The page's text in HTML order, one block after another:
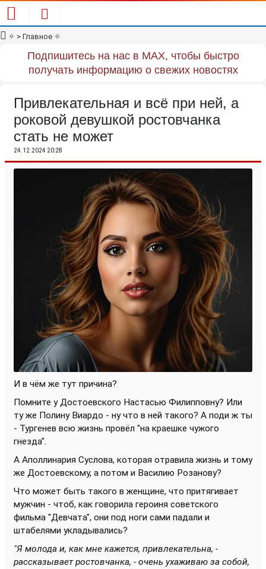
✧ > Главное ✧
Подпишитесь на нас в MAX, чтобы быстро
получать информацию о свежих новостях
Привлекательная и всё при ней, а
роковой девушкой ростовчанка
стать не может
24.12.2024 20:28
И в чём же тут причина?
Помните у Достоевского Настасью Филипповну? Или
ту же Полину Виардо - ну что в ней такого? А поди ж ты
- Тургенев всю жизнь провёл "на краешке чужого
гнезда".
А Аполлинария Суслова, которая отравила жизнь и тому
же Достоевскому, а потом и Василию Розанову?
Что может быть такого в женщине, что притягивает
мужчин - чтоб, как говорила героиня советского
фильма "Девчата", они под ноги сами падали и
штабелями укладывались?
"Я молода и, как мне кажется, привлекательна, -
рассказывает ростовчанка, - очень ухаживаю за собой,